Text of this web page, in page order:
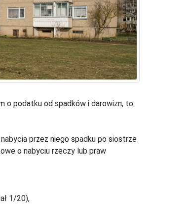
o podatku od spadków i darowizn, to
przez niego spadku po siostrze
o nabyciu rzeczy lub praw
1/20),